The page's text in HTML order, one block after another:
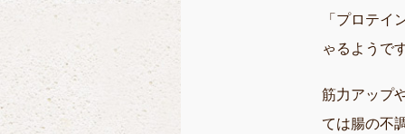
「プロテイ
ゃるようで
筋力アップ
ては腸の不